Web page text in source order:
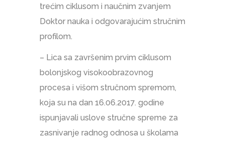
trećim ciklusom i naučnim zvanjem
Doktor nauka i odgovarajućim stručnim
profilom.
– Lica sa završenim prvim ciklusom
bolonjskog visokoobrazovnog
procesa i višom stručnom spremom,
koja su na dan 16.06.2017. godine
ispunjavali uslove stručne spreme za
zasnivanje radnog odnosa u školama